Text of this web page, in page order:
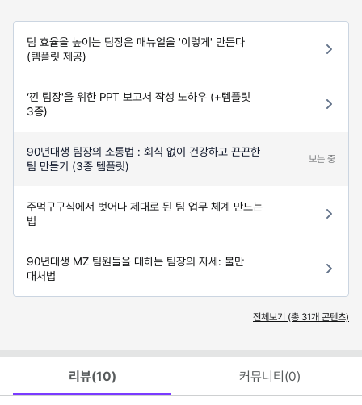
팀 효율을 높이는 팀장은 매뉴얼을 '이렇게' 만든다
(템플릿 제공)
‘낀 팀장'을 위한 PPT 보고서 작성 노하우 (+템플릿
3종)
90년대생 팀장의 소통법 : 회식 없이 건강하고 끈끈한
팀 만들기 (3종 템플릿)
보는 중
주먹구구식에서 벗어나 제대로 된 팀 업무 체계 만드는
법
90년대생 MZ 팀원들을 대하는 팀장의 자세: 불만
대처법
전체보기 (총 31개 콘텐츠)
리뷰(10) 커뮤니티(0)